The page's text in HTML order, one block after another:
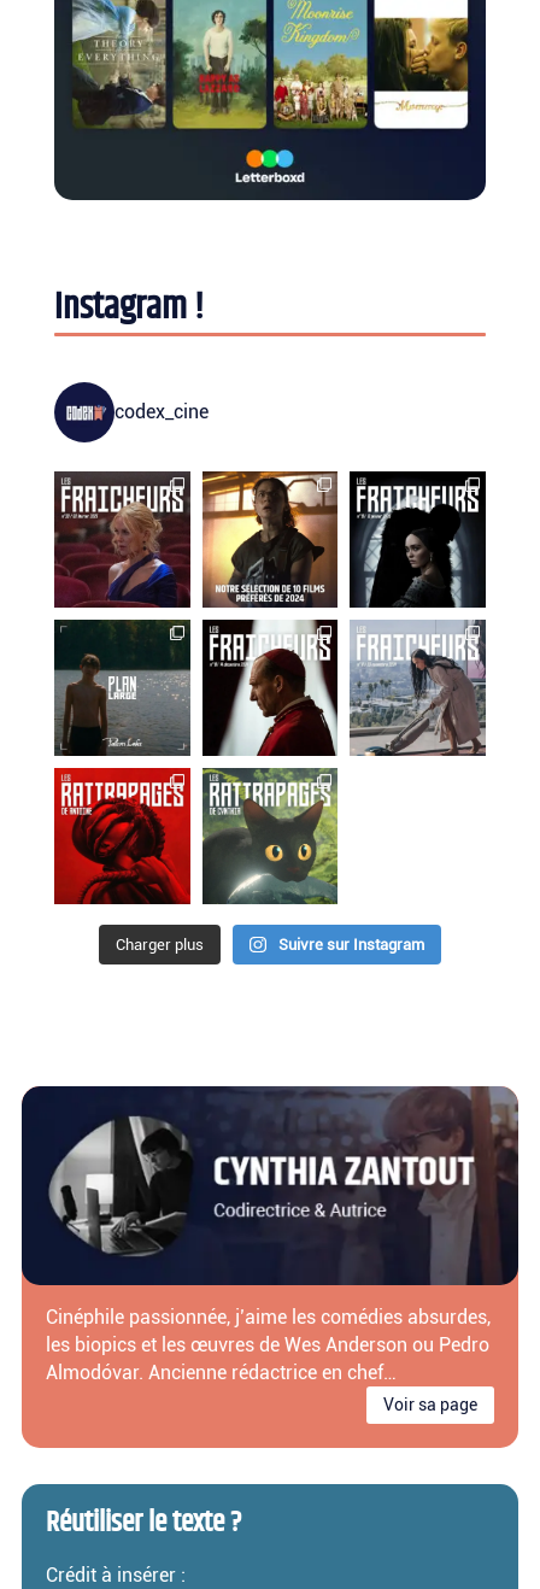
Instagram !
codex_cine
Charger plus Suivre sur Instagram
Cinéphile passionnée, j’aime les comédies absurdes,
les biopics et les œuvres de Wes Anderson ou Pedro
Almodóvar. Ancienne rédactrice en chef…
Voir sa page
Réutiliser le texte ?
Crédit à insérer :